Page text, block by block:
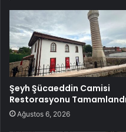
Şeyh Şücaeddin Camisi
Restorasyonu Tamamlandı
Ağustos 6, 2026